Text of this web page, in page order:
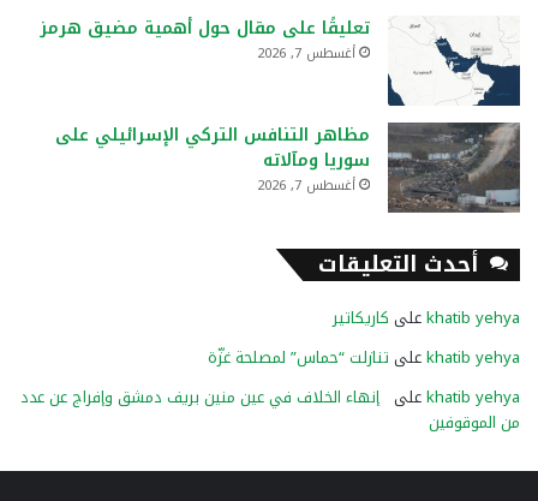
تعليقًا على مقال حول أهمية مضيق هرمز
أغسطس 7, 2026
مظاهر التنافس التركي الإسرائيلي على
سوريا ومآلاته
أغسطس 7, 2026
أحدث التعليقات
khatib yehyaعلى كاريكاتير
khatib yehyaعلى تنازلت “حماس” لمصلحة غزّة
khatib yehyaعلى إنهاء الخلاف في عين منين بريف دمشق وإفراج عن عدد
من الموقوفين